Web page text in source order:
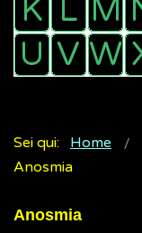
Sei qui: Home
Anosmia
Anosmia